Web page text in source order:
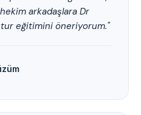
arkadaşlara Dr
eğitimini öneriyorum."